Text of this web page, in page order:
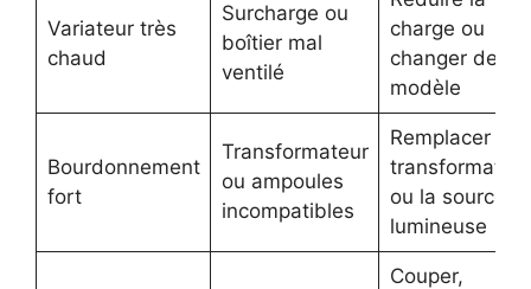
Variateur très
chaud
Surcharge ou
boîtier mal
ventilé
charge ou
changer de
modèle
Bourdonnement
fort
Transformateur
ou ampoules
incompatibles
Remplacer le
transformateur
ou la source
lumineuse
Couper,